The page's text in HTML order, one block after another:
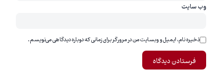
وب‌ سایت
ذخیره نام، ایمیل و وبسایت من در مرورگر برای زمانی که دوباره دیدگاهی می‌نویسم.